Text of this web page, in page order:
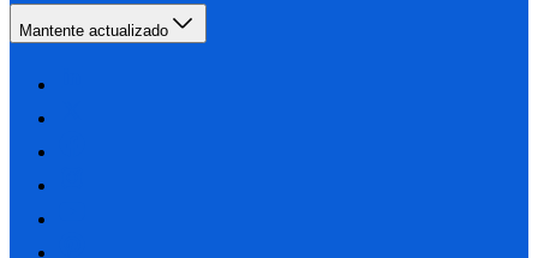
Mantente actualizado